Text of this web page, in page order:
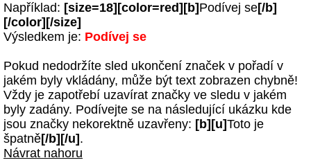
Například: [size=18][color=red][b] Podívej se[/b]
[/color][/size]
Výsledkem je: Podívej se
Pokud nedodržíte sled ukončení značek v pořadí v
jakém byly vkládány, může být text zobrazen chybně!
Vždy je zapotřebí uzavírat značky ve sledu v jakém
byly zadány. Podívejte se na následující ukázku kde
jsou značky nekorektně uzavřeny: [b][u]Toto je
špatně[/b][/u] .
Návrat nahoru